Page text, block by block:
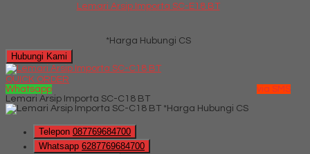
Lemari Arsip Importa SC-E18 BT
*Harga Hubungi CS
Hubungi Kami
QUICK ORDER
Whatsapp
via SMS
Lemari Arsip Importa SC-C18 BT
*Harga Hubungi CS
Telepon 087769684700
Whatsapp 6287769684700